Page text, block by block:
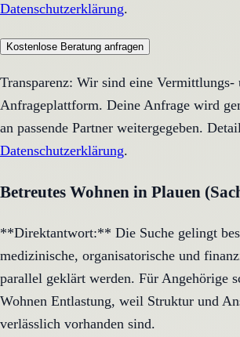
Datenschutzerklärung.
Kostenlose Beratung anfragen
Transparenz: Wir sind eine Vermittlungs-
Anfrageplattform. Deine Anfrage wird
an passende Partner weitergegeben.
Datenschutzerklärung.
Betreutes Wohnen in Plauen
**Direktantwort:** Die Suche gelingt
medizinische, organisatorische und
parallel geklärt werden. Für Angehörige
Wohnen Entlastung, weil Struktur und
verlässlich vorhanden sind.